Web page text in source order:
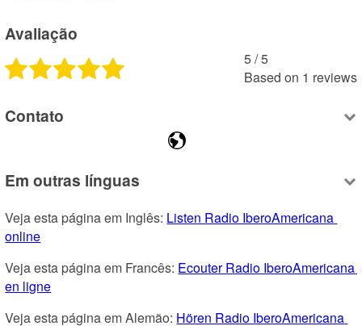
Avaliação
5 /5
Based on 1 reviews
Contato
Em outras línguas
Veja esta página em Inglês: Listen Radio IberoAmericana
online
Veja esta página em Francês: Ecouter Radio IberoAmericana
en ligne
Veja esta página em Alemão: Hören Radio IberoAmericana